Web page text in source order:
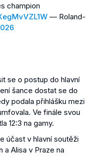
champion
— Roland-
se o postup do hlavní
šance dostat se do
podala přihlášku mezi
Ve finále svou
12:3 na gamy.
účast v hlavní soutěži
a Alisa v Praze na